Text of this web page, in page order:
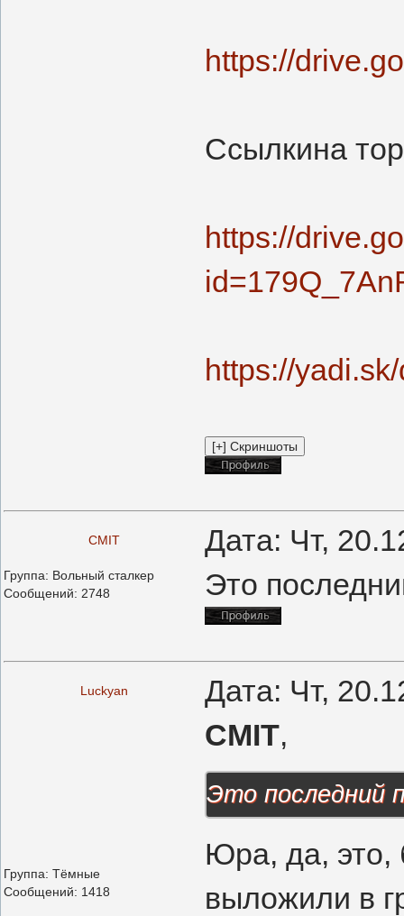
https://
Ссылкина
https://
https://
CMIT Дата: Чт,
Группа: Вольный сталкер
Сообщений: 2748 Это
Luckyan Дата: Чт,
Группа: Тёмные
Сообщений: 1418
CMIT,
Это последний
Юра, да, это,
выложили в